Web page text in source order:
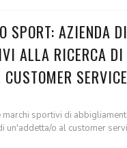
SPORT: AZIENDA DI
ALLA RICERCA DI
SERVICE
sportivi di
un'addetta/o al customer